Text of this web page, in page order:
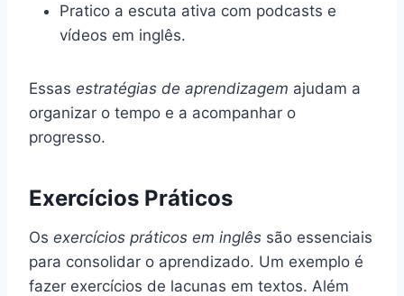
Pratico a escuta ativa com podcasts e
vídeos em inglês.
Essas estratégias de aprendizagem ajudam a
organizar o tempo e a acompanhar o
progresso.
Exercícios Práticos
Os exercícios práticos em inglês são essenciais
para consolidar o aprendizado. Um exemplo é
fazer exercícios de lacunas em textos. Além